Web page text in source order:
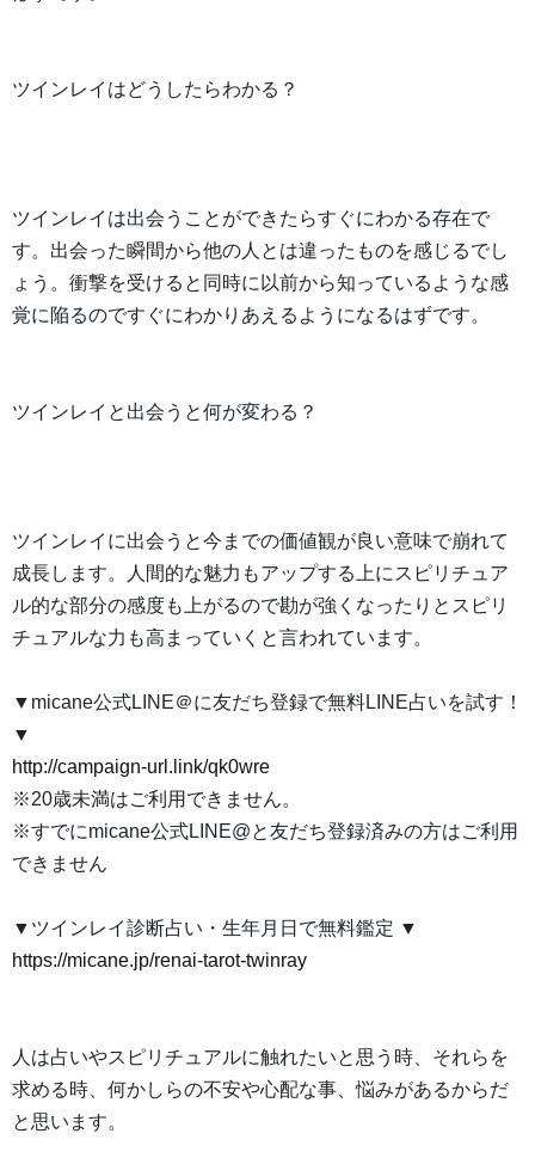
ツインレイはどうしたらわかる？
ツインレイは出会うことができたらすぐにわかる存在で
す。出会った瞬間から他の人とは違ったものを感じるでし
ょう。衝撃を受けると同時に以前から知っているような感
覚に陥るのですぐにわかりあえるようになるはずです。
ツインレイと出会うと何が変わる？
ツインレイに出会うと今までの価値観が良い意味で崩れて
成長します。人間的な魅力もアップする上にスピリチュア
ル的な部分の感度も上がるので勘が強くなったりとスピリ
チュアルな力も高まっていくと言われています。
▼micane公式LINE＠に友だち登録で無料LINE占いを試す！
▼
http://campaign-url.link/qk0wre
※20歳未満はご利用できません。
※すでにmicane公式LINE@と友だち登録済みの方はご利用
できません
▼ツインレイ診断占い・生年月日で無料鑑定 ▼
https://micane.jp/renai-tarot-twinray
人は占いやスピリチュアルに触れたいと思う時、それらを
求める時、何かしらの不安や心配な事、悩みがあるからだ
と思います。